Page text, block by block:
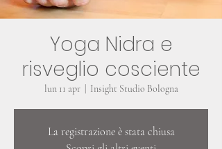
Yoga Nidra e
risveglio cosciente
lun 11 apr
  |
Insight Studio Bologna
La registrazione è stata chiusa